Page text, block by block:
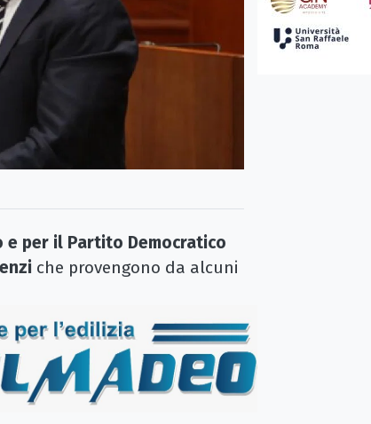
per il Partito Democratico
che provengono da alcuni